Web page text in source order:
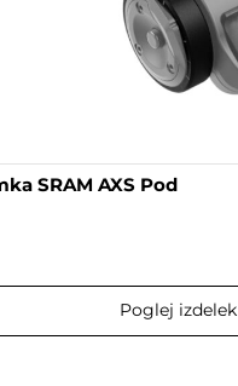
SRAM AXS Pod
Poglej izdelek